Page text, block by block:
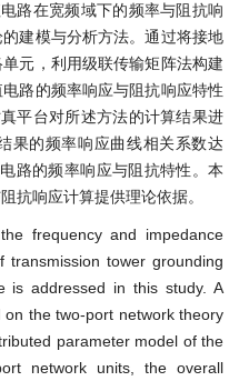
路在宽频域下的频率与阻抗响
建模与分析方法。通过将接地
元，利用级联传输矩阵法构建
路的频率响应与阻抗响应特性
平台对所述方法的计算结果进
果的频率响应曲线相关系数达
路的频率响应与阻抗特性。本
抗响应计算提供理论依据。
frequency and impedance
transmission tower grounding
is addressed in this study. A
the two-port network theory
parameter model of the
network units, the overall